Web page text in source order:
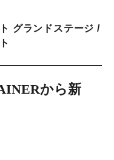
グランドステージ /
から新